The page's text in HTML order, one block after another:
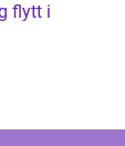
flytt i